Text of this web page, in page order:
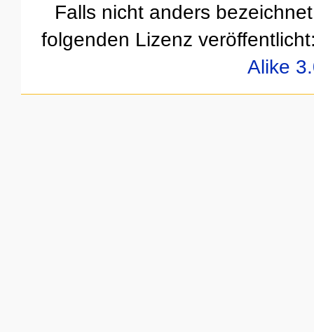
Falls nicht anders
folgenden Lizenz
Alike